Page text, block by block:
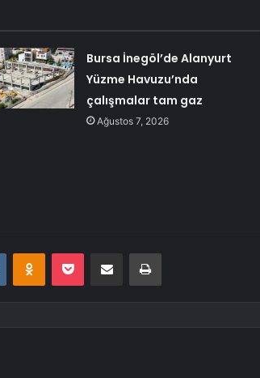
Bursa İnegöl’de Alanyurt
Yüzme Havuzu’nda
çalışmalar tam gaz
Ağustos 7, 2026
VKontakteOdnoklassniki
Pocket E-Posta ile paylaş Yazdır